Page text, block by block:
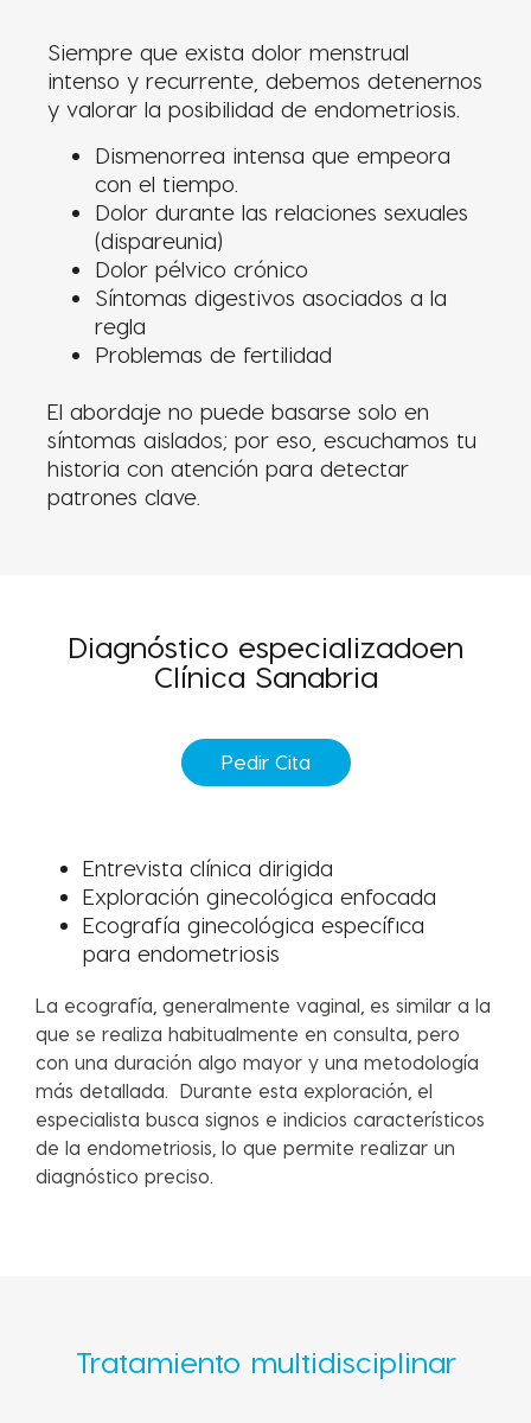
Siempre que exista dolor menstrual
intenso y recurrente, debemos detenernos
y valorar la posibilidad de endometriosis.
Dismenorrea intensa que empeora
con el tiempo.
Dolor durante las relaciones sexuales
(dispareunia)
Dolor pélvico crónico
Síntomas digestivos asociados a la
regla
Problemas de fertilidad
El abordaje no puede basarse solo en
síntomas aislados; por eso, escuchamos tu
historia con atención para detectar
patrones clave.
Diagnóstico especializadoen
Clínica Sanabria
Pedir Cita
Entrevista clínica dirigida
Exploración ginecológica enfocada
Ecografía ginecológica específica
para endometriosis
La ecografía, generalmente vaginal, es similar a la
que se realiza habitualmente en consulta, pero
con una duración algo mayor y una metodología
más detallada. Durante esta exploración, el
especialista busca signos e indicios característicos
de la endometriosis, lo que permite realizar un
diagnóstico preciso.
Tratamiento multidisciplinar